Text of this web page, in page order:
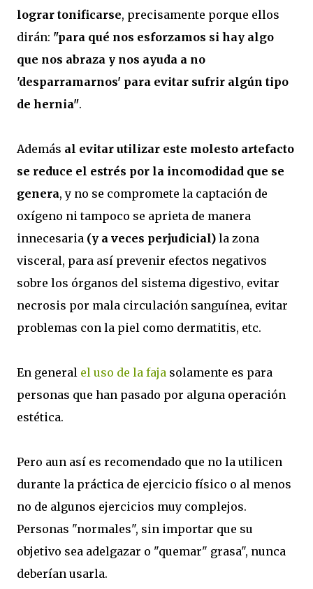
lograr tonificarse, precisamente porque ellos
dirán: "para qué nos esforzamos si hay algo
que nos abraza y nos ayuda a no
'desparramarnos' para evitar sufrir algún tipo
de hernia".
Además al evitar utilizar este molesto artefacto
se reduce el estrés por la incomodidad que se
genera, y no se compromete la captación de
oxígeno ni tampoco se aprieta de manera
innecesaria (y a veces perjudicial) la zona
visceral, para así prevenir efectos negativos
sobre los órganos del sistema digestivo, evitar
necrosis por mala circulación sanguínea, evitar
problemas con la piel como dermatitis, etc.
En general el uso de la faja solamente es para
personas que han pasado por alguna operación
estética.
Pero aun así es recomendado que no la utilicen
durante la práctica de ejercicio físico o al menos
no de algunos ejercicios muy complejos.
Personas "normales", sin importar que su
objetivo sea adelgazar o "quemar" grasa", nunca
deberían usarla.